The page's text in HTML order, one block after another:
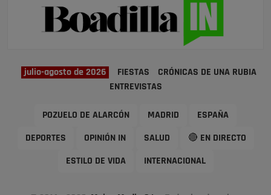
julio-agosto de 2026 FIESTAS
CRÓNICAS DE UNA RUBIA
ENTREVISTAS
POZUELO DE ALARCÓN MADRID ESPAÑA
DEPORTES OPINIÓN IN SALUD 🔴 EN DIRECTO
ESTILO DE VIDA INTERNACIONAL